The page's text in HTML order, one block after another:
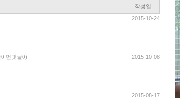
작성일
2015-10-24
0 먼댓글0) 2015-10-08
2015-08-17